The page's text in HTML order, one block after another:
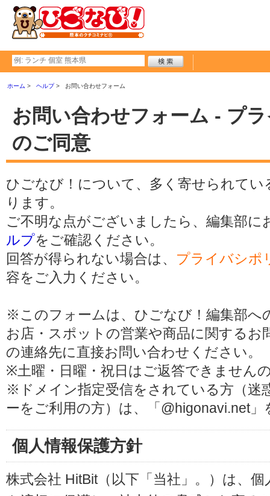
ホーム ヘルプ お問い合わせフォーム
お問い合わせフォーム - プ
のご同意
ひごなび！について、多く寄せられてい
ります。
ご不明な点がございましたら、編集部
ルプをご確認ください。
回答が得られない場合は、 プライバシポ
容をご入力ください。
※このフォームは、ひごなび！編集部へ
お店・スポットの営業や商品に関する
の連絡先に直接お問い合わせください。
※土曜・日曜・祝日はご返答できません
※ドメイン指定受信をされている方（迷
ーをご利用の方）は、「@higonavi.net
個人情報保護方針
株式会社 HitBit（以下「当社」。）は、